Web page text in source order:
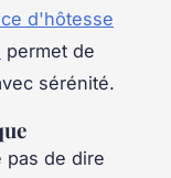
d'hôtesse
permet de
sérénité.
pas de dire